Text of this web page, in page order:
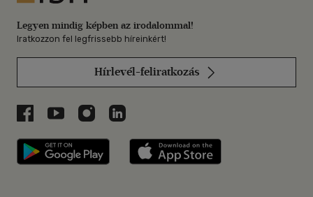
Legyen mindig képben az irodalommal!
Iratkozzon fel legfrissebb híreinkért!
Hírlevél-feliratkozás
Libri a Facebookon
Libri a Youtube-on
Libri az Instagramon
Libri a LinkedInen
Libri applikáció Szerezd meg: Google